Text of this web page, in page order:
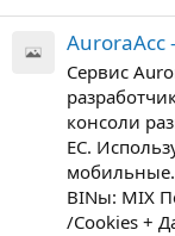
AuroraAcc
Сервис
консоли
ЕС.
BINы: MIX
/Cookies +